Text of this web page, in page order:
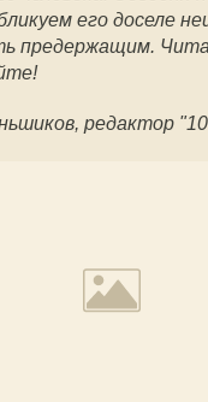
его доселе
предержащим.
редактор